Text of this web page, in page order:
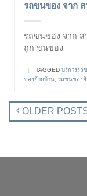
รถขนของ จาก
รถขนของ จาก ส
ถูก ขนของ
TAGGED บริการรถ
ของย้ายบ้าน, รถขนของย้
OLDER